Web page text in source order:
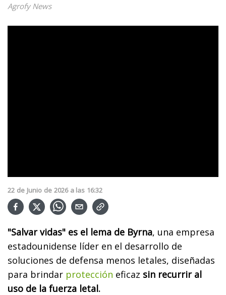
Agrofy News
22 de Junio de 2026 a las 16:32
"Salvar vidas" es el lema de Byrna, una empresa
estadounidense líder en el desarrollo de
soluciones de defensa menos letales, diseñadas
para brindar protección eficaz sin recurrir al
uso de la fuerza letal.